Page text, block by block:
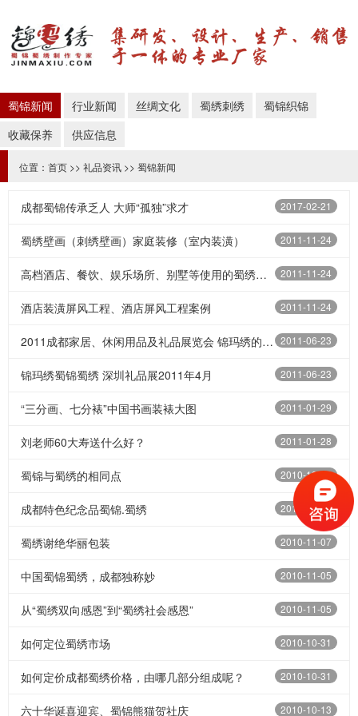
蜀锦新闻 行业新闻 丝绸文化 蜀绣刺绣
蜀锦织锦
收藏保养
供应信息
位置： 首页 >> 礼品资讯 >> 蜀锦新闻
2017-02-21
成都蜀锦传承乏人 大师“孤独”求才
2011-11-24
蜀绣壁画（刺绣壁画）家庭装修（室内装潢）
2011-11-24
高档酒店、餐饮、娱乐场所、别墅等使用的蜀绣精品
2011-11-24
酒店装潢屏风工程、酒店屏风工程案例
2011-06-23
2011成都家居、休闲用品及礼品展览会 锦玛绣的展位号：3C18
2011-06-23
锦玛绣蜀锦蜀绣 深圳礼品展2011年4月
2011-01-29
“三分画、七分裱”中国书画装裱大图
2011-01-28
刘老师60大寿送什么好？
2010-12-23
蜀锦与蜀绣的相同点
2010-11-25
成都特色纪念品蜀锦.蜀绣
2010-11-07
蜀绣谢绝华丽包装
2010-11-05
中国蜀锦蜀绣，成都独称妙
2010-11-05
从“蜀绣双向感恩”到“蜀绣社会感恩”
2010-10-31
如何定位蜀绣市场
2010-10-31
如何定价成都蜀绣价格，由哪几部分组成呢？
2010-10-13
六十华诞喜迎宾、蜀锦熊猫贺社庆